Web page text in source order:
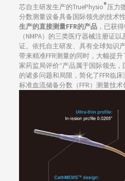
芯自主研发生产的TruePhysio®压力
分数测量设备具备国际领先的技术
生产的直接测量FFR的产品，已获
（NMPA）的三类医疗器械注册证
证。依托自主研发、具有全球知识
带来精准FFR测量的同时，大幅提
家药监局评价“产品属于国际领先
的诸多问题和局限，简化了FFR临
标准血流储备分数（FFR）测量技术